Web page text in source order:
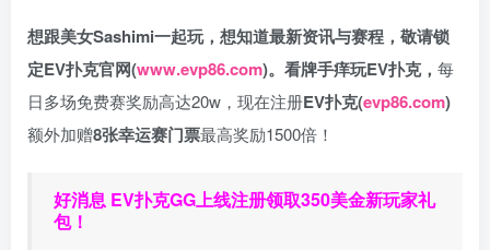
想跟美女Sashimi一起玩， 想知道最新资讯与赛程， 敬请锁
定EV扑克官网(www.evp86.com)。 看牌手痒玩EV扑克， 每
日多场免费赛奖励高达20w，现在注册EV扑克(evp86.com)
额外加赠8张幸运赛门票最高奖励1500倍！
好消息 EV扑克GG上线注册领取350美金新玩家礼
包！